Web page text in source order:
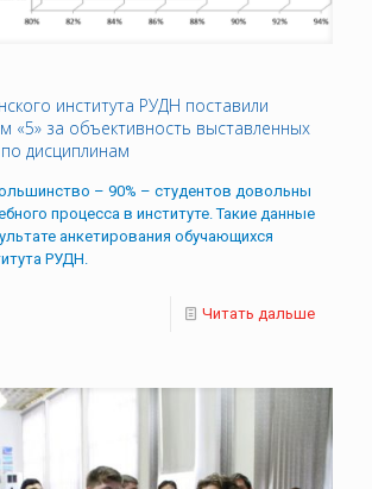
института РУДН поставили
«5» за объективность выставленных
дисциплинам
– 90% – студентов довольны
процесса в институте. Такие данные
анкетирования обучающихся
РУДН.
Читать дальше